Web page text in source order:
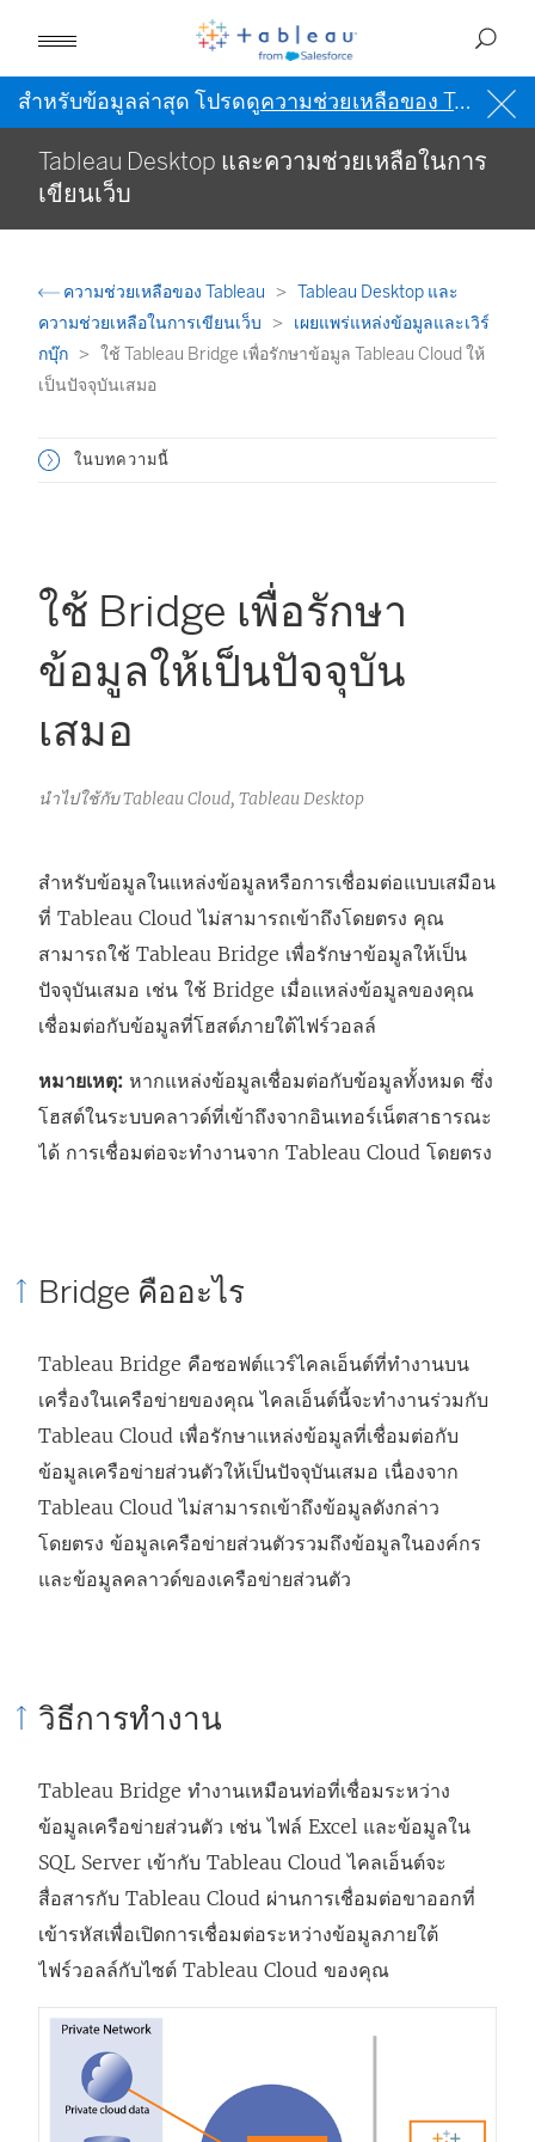
สำหรับข้อมูลล่าสุด โปรดดูความช่วยเหลือของ Tableau เป็นภาษาอังกฤษ (สหรัฐอเมริกา)
Tableau Desktop และความช่วยเหลือในการ
เขียนเว็บ
ความช่วยเหลือของ Tableau
Tableau Desktop และ
ความช่วยเหลือในการเขียนเว็บ
เผยแพร่แหล่งข้อมูลและเวิร์
กบุ๊ก
ใช้ Tableau Bridge เพื่อรักษาข้อมูล Tableau Cloud ให้
เป็นปัจจุบันเสมอ
ในบทความนี้
ใช้ Bridge เพื่อรักษา
ข้อมูลให้เป็นปัจจุบัน
เสมอ
นำไปใช้กับ Tableau Cloud, Tableau Desktop
สำหรับข้อมูลในแหล่งข้อมูลหรือการเชื่อมต่อแบบเสมือน
ที่ Tableau Cloud ไม่สามารถเข้าถึงโดยตรง คุณ
สามารถใช้ Tableau Bridge เพื่อรักษาข้อมูลให้เป็น
ปัจจุบันเสมอ เช่น ใช้ Bridge เมื่อแหล่งข้อมูลของคุณ
เชื่อมต่อกับข้อมูลที่โฮสต์ภายใต้ไฟร์วอลล์
หมายเหตุ: หากแหล่งข้อมูลเชื่อมต่อกับข้อมูลทั้งหมด ซึ่ง
โฮสต์ในระบบคลาวด์ที่เข้าถึงจากอินเทอร์เน็ตสาธารณะ
ได้ การเชื่อมต่อจะทำงานจาก Tableau Cloud โดยตรง
Bridge คืออะไร
Tableau Bridge คือซอฟต์แวร์ไคลเอ็นต์ที่ทำงานบน
เครื่องในเครือข่ายของคุณ ไคลเอ็นต์นี้จะทำงานร่วมกับ
Tableau Cloud เพื่อรักษาแหล่งข้อมูลที่เชื่อมต่อกับ
ข้อมูลเครือข่ายส่วนตัวให้เป็นปัจจุบันเสมอ เนื่องจาก
Tableau Cloud ไม่สามารถเข้าถึงข้อมูลดังกล่าว
โดยตรง ข้อมูลเครือข่ายส่วนตัวรวมถึงข้อมูลในองค์กร
และข้อมูลคลาวด์ของเครือข่ายส่วนตัว
วิธีการทำงาน
Tableau Bridge ทำงานเหมือนท่อที่เชื่อมระหว่าง
ข้อมูลเครือข่ายส่วนตัว เช่น ไฟล์ Excel และข้อมูลใน
SQL Server เข้ากับ Tableau Cloud ไคลเอ็นต์จะ
สื่อสารกับ Tableau Cloud ผ่านการเชื่อมต่อขาออกที่
เข้ารหัสเพื่อเปิดการเชื่อมต่อระหว่างข้อมูลภายใต้
ไฟร์วอลล์กับไซต์ Tableau Cloud ของคุณ